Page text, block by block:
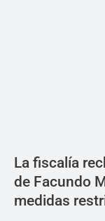
La fiscalía
de Facundo
medidas